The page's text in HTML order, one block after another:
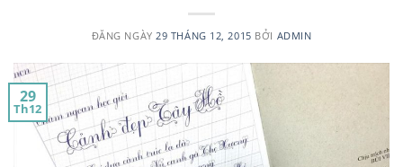
ĐĂNG NGÀY 29 THÁNG 12, 2015 BỞI ADMIN
29
Th12